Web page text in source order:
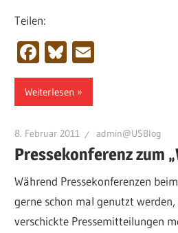
Teilen:
Facebook
Bluesky
Weiterlesen
8. Februar 2011 admin@USBlog
Pressekonferenz zum
Während Pressekonferenzen
gerne schon mal genutzt
verschickte Pressemitteilungen